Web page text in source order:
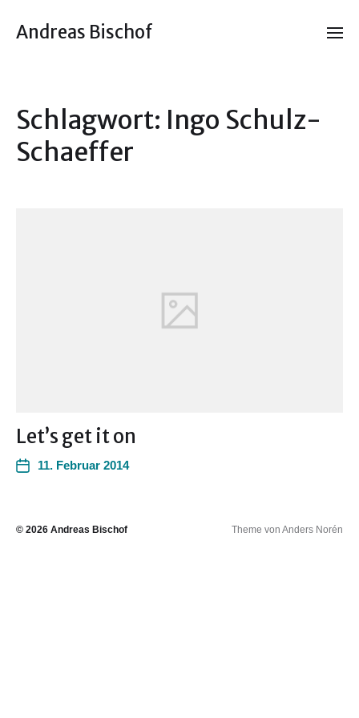
Andreas Bischof
Schlagwort: Ingo Schulz-
Schaeffer
Let’s get it on
11. Februar 2014
© 2026 Andreas Bischof Theme von Anders Norén